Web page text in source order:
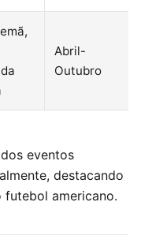
Abril-
Outubro
eventos
destacando
americano.